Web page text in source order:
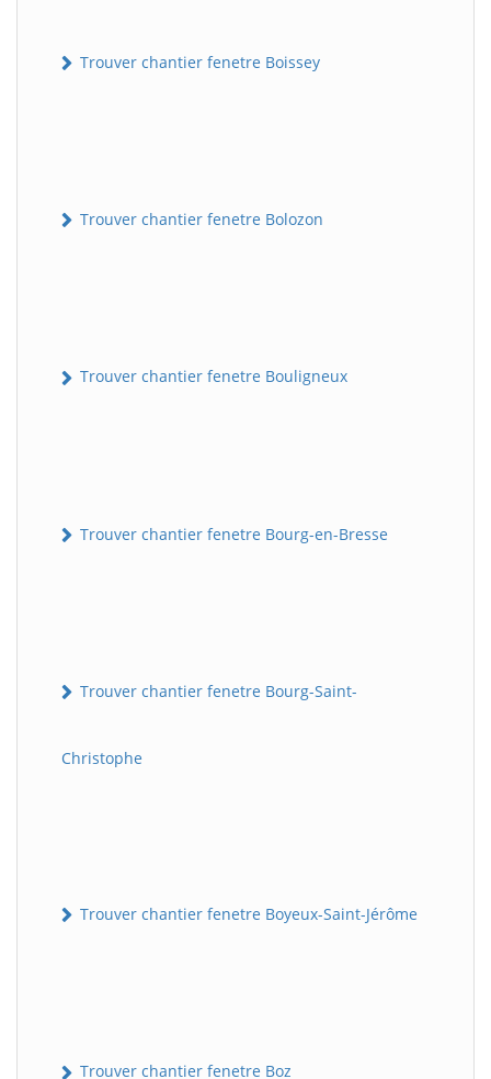
Trouver chantier fenetre Boissey
Trouver chantier fenetre Bolozon
Trouver chantier fenetre Bouligneux
Trouver chantier fenetre Bourg-en-Bresse
Trouver chantier fenetre Bourg-Saint-
Christophe
Trouver chantier fenetre Boyeux-Saint-Jérôme
Trouver chantier fenetre Boz